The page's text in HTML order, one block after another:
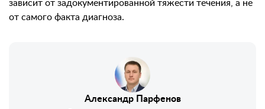
зависит от задокументированной тяжести течения, а не
от самого факта диагноза.
Александр Парфенов